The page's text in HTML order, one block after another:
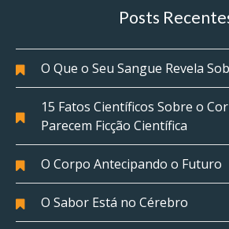
Posts
O Que o Seu Sangue Revela
15 Fatos Científicos Sobre o
Parecem Ficção Científica
O Corpo Antecipando o Futuro
O Sabor Está no Cérebro